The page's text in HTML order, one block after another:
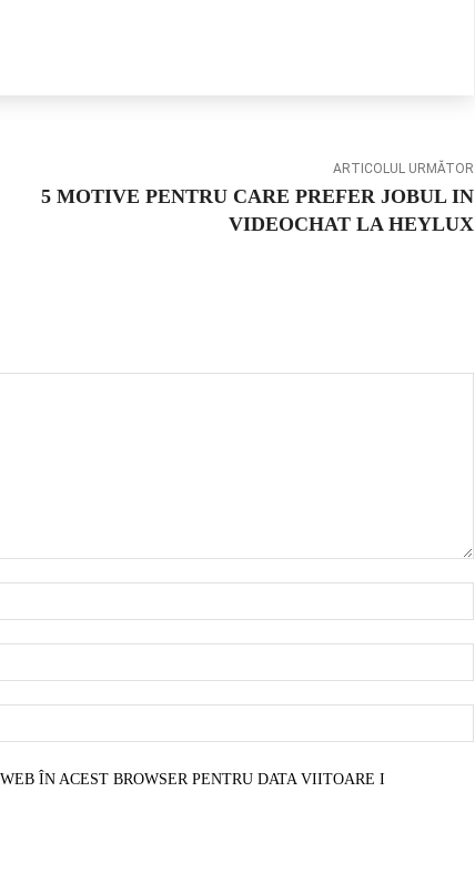
ARTICOLUL URMĂTOR
5 MOTIVE PENTRU CARE PREFER JOBUL IN
VIDEOCHAT LA HEYLUX
ÎN ACEST BROWSER PENTRU DATA VIITOARE I